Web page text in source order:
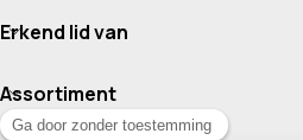
Erkend lid van
Assortiment